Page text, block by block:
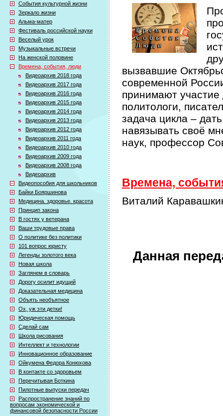
События культурной жизни
Зеркало жизни
Альма-матер
Фестиваль российской науки
Веселый урок
Музыкальные встречи
На женской половине
Времена, события, люди
Видеоархив 2018 года
Видеоархив 2017 года
Видеоархив 2016 года
Видеоархив 2015 года
Видеоархив 2014 года
Видеоархив 2013 года
Видеоархив 2012 года
Видеоархив 2011 года
Видеоархив 2010 года
Видеоархив 2009 года
Видеоархив 2008 года
Видеоархив
Видеопособия для школьников
Байки Бояршинова
Медицина. здоровье. красота
Принцип закона
В гостях у ветерана
Ваши трудовые права
О политике без политики
101 вопрос юристу
Легенды золотого века
Новая школа
Заглянем в словарь
Дорогу осилит идущий
Доказательная медицина
Объять необъятное
Ох, уж эти детки!
Юридическая помощь
Сделай сам
Школа рисования
Интеллект и технологии
Инновационное образование
Ойкумена Федора Конюхова
В контакте со здоровьем
Перечитывая Боткина
Пилотные выпуски передач
Распространение знаний по
вопросам экономической и
финансовой безопасности России
вызвавшие
современной
принимают участие
политологи,
задача цикла –
навязывать своё
наук, профессор
Времена,
Виталий
Данная